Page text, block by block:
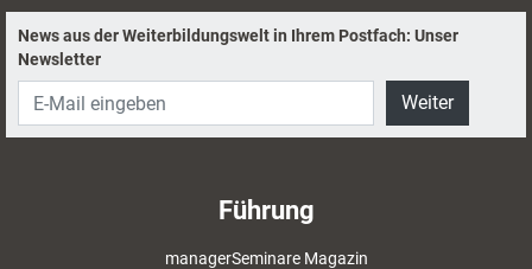
News aus der Weiterbildungswelt in Ihrem Postfach: Unser
Newsletter
Weiter
Führung
managerSeminare Magazin